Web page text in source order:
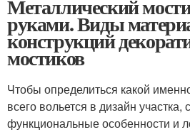
Металлический
руками. Виды
конструкций
мостиков
Чтобы определиться какой
всего вольется в дизайн участка,
функциональные особенности и